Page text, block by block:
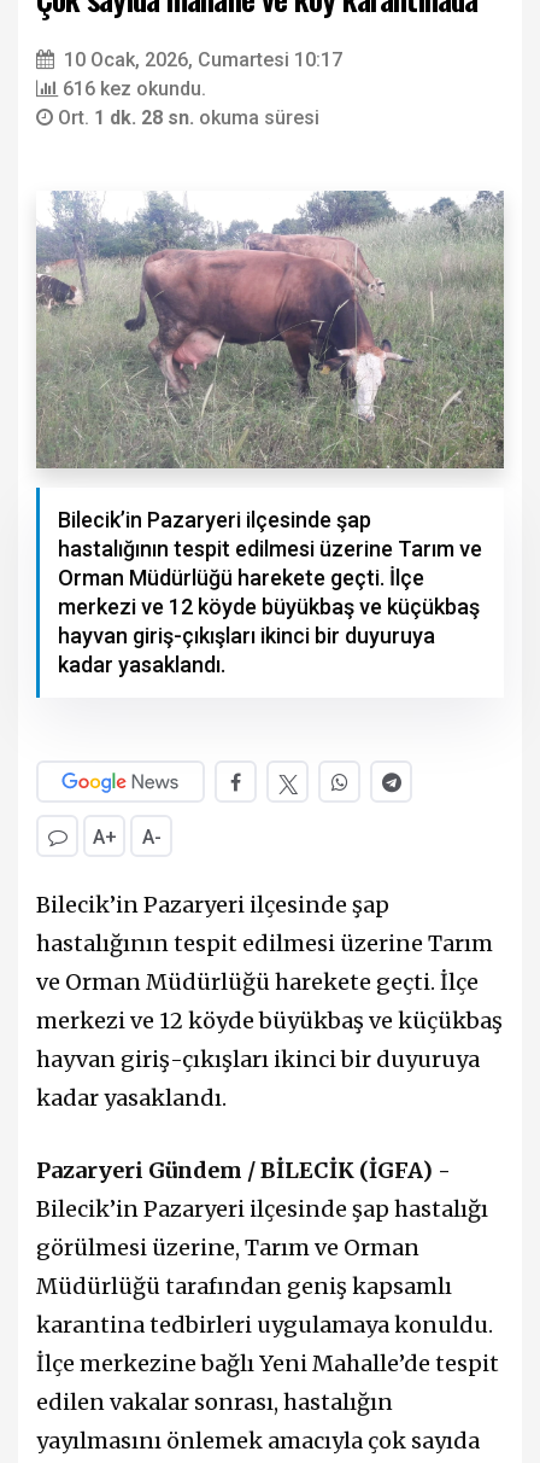
10 Ocak, 2026, Cumartesi 10:17
616 kez okundu.
Ort. 1 dk. 28 sn. okuma süresi
Bilecik’in Pazaryeri ilçesinde şap
hastalığının tespit edilmesi üzerine Tarım ve
Orman Müdürlüğü harekete geçti. İlçe
merkezi ve 12 köyde büyükbaş ve küçükbaş
hayvan giriş-çıkışları ikinci bir duyuruya
kadar yasaklandı.
A+ A-
Bilecik’in Pazaryeri ilçesinde şap
hastalığının tespit edilmesi üzerine Tarım
ve Orman Müdürlüğü harekete geçti. İlçe
merkezi ve 12 köyde büyükbaş ve küçükbaş
hayvan giriş-çıkışları ikinci bir duyuruya
kadar yasaklandı.
Pazaryeri Gündem / BİLECİK (İGFA) -
Bilecik’in Pazaryeri ilçesinde şap hastalığı
görülmesi üzerine, Tarım ve Orman
Müdürlüğü tarafından geniş kapsamlı
karantina tedbirleri uygulamaya konuldu.
İlçe merkezine bağlı Yeni Mahalle’de tespit
edilen vakalar sonrası, hastalığın
yayılmasını önlemek amacıyla çok sayıda